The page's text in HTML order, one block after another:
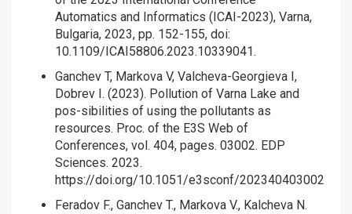
Automatics and Informatics (ICAI-2023), Varna,
Bulgaria, 2023, pp. 152-155, doi:
10.1109/ICAI58806.2023.10339041.
Ganchev T, Markova V, Valcheva-Georgieva I,
Dobrev I. (2023). Pollution of Varna Lake and
pos-sibilities of using the pollutants as
resources. Proc. of the E3S Web of
Conferences, vol. 404, pages. 03002. EDP
Sciences. 2023.
https://doi.org/10.1051/e3sconf/202340403002
Feradov F., Ganchev T., Markova V., Kalcheva N.